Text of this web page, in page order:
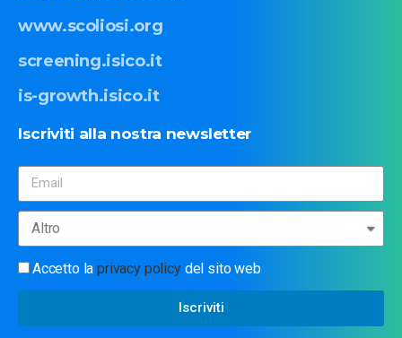
www.scoliosi.org
screening.isico.it
is-growth.isico.it
Iscriviti alla nostra newsletter
Accetto laprivacy policydel sito web
Iscriviti